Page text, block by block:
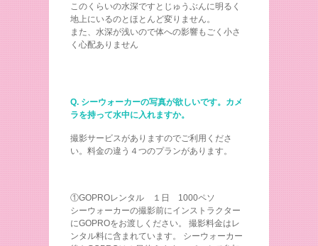
このくらいの水深ですとじゅうぶんに明るく
地上にいるのとほとんど変りません。
また、水深が浅いので体への影響もごく小さ
く心配ありません
Q. シーウォーカーの写真が欲しいです。カメ
ラを持って水中に入れますか。
撮影サービスがありますのでご利用くださ
い。料金の違う４つのプランがあります。
①GOPROレンタル １日 1000ペソ
シーウォーカーの撮影前にインストラクター
にGOPROをお渡しください。 撮影料金はレ
ンタル料に含まれています。 シーウォーカー